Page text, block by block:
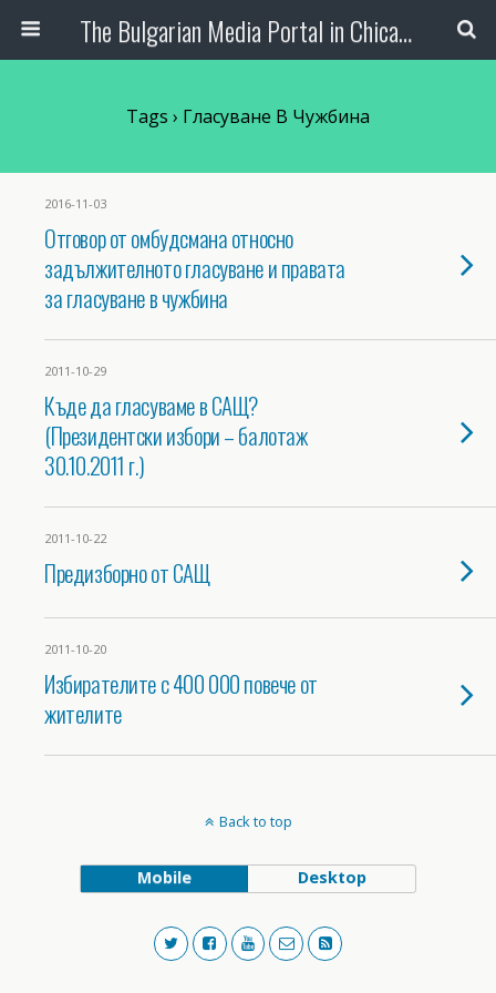
The Bulgarian Media Portal in Chicago
Tags › Гласуване В Чужбина
2016-11-03
Отговор от омбудсмана относно
задължителното гласуване и правата
за гласуване в чужбина
2011-10-29
Къде да гласуваме в САЩ?
(Президентски избори – балотаж
30.10.2011 г.)
2011-10-22
Предизборно от САЩ
2011-10-20
Избирателите с 400 000 повече от
жителите
Back to top
Mobile Desktop